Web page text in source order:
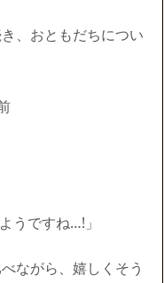
、おともだちについ
うですね…!」
ながら、嬉しくそう